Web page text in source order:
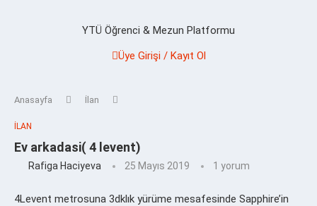
YTÜ Öğrenci & Mezun Platformu
Üye Girişi / Kayıt Ol
Anasayfa İlan
İLAN
Ev arkadasi( 4 levent)
Rafiga Haciyeva 25 Mayıs 2019 1 yorum
4Levent metrosuna 3dklık yürüme mesafesinde Sapphire’in